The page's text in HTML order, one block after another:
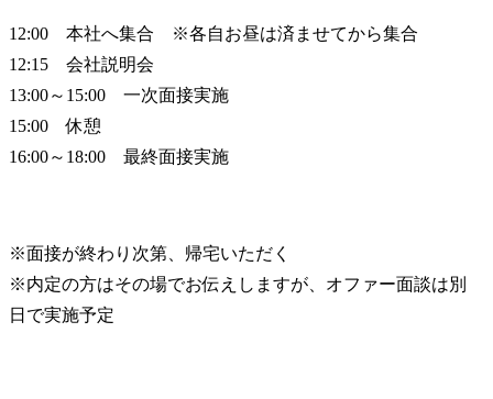
12:00　本社へ集合　※各自お昼は済ませてから集合
12:15　会社説明会
13:00～15:00　一次面接実施
15:00　休憩
16:00～18:00　最終面接実施
※面接が終わり次第、帰宅いただく
※内定の方はその場でお伝えしますが、オファー面談は別
日で実施予定